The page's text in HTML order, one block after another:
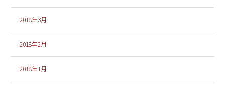
2018年3月
2018年2月
2018年1月